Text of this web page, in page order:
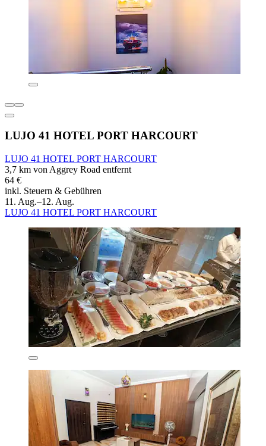
LUJO 41 HOTEL PORT HARCOURT
LUJO 41 HOTEL PORT HARCOURT
3,7 km von Aggrey Road entfernt
64 €
inkl. Steuern & Gebühren
11. Aug.–12. Aug.
LUJO 41 HOTEL PORT HARCOURT